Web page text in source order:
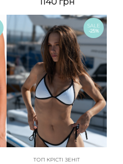
SALE
-25%
ТОП КРІСТІ ЗЕНІТ